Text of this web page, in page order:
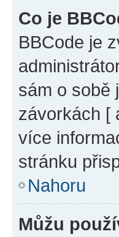
Co je
BBCode je
sám o sobě
závorkách [
více
stránku
Nahoru
Můžu